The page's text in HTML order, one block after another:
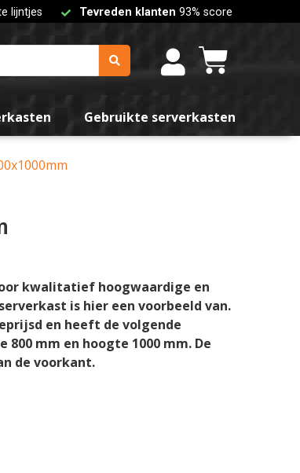
lijntjes Tevreden klanten 93% score
Gebruikte serverkasten
kwalitatief hoogwaardige en
is hier een voorbeeld van.
en heeft de volgende
mm en hoogte 1000 mm. De
de voorkant.